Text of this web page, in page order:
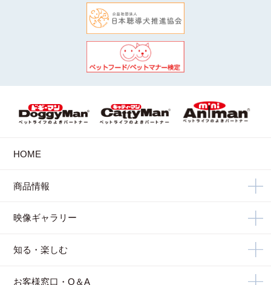
HOME
商品情報
映像ギャラリー
知る・楽しむ
お客様窓口・Q＆A